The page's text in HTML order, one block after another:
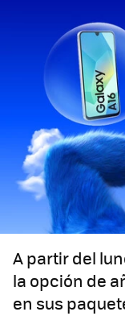
A partir del
la opción de
en sus